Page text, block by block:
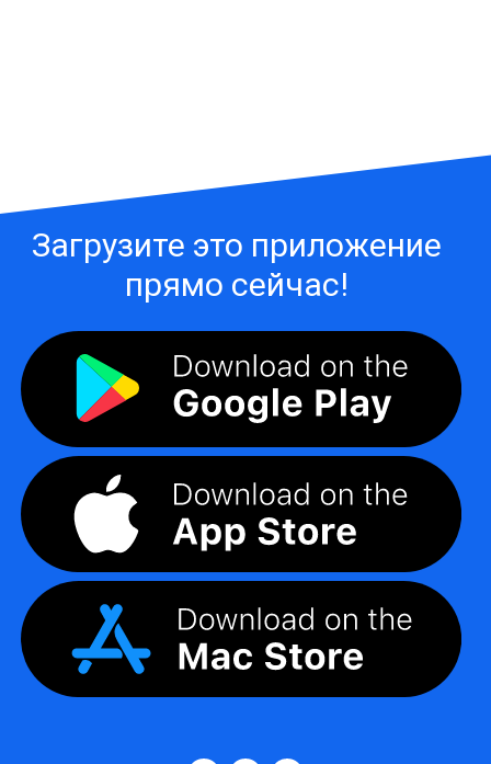
Загрузите это приложение
прямо сейчас!